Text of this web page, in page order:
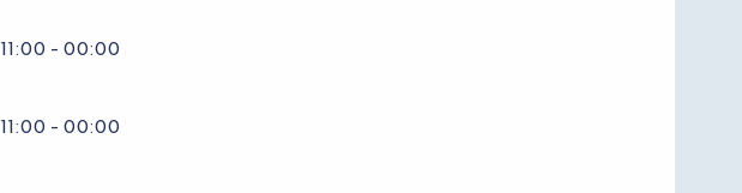
11:00 - 00:00
11:00 - 00:00